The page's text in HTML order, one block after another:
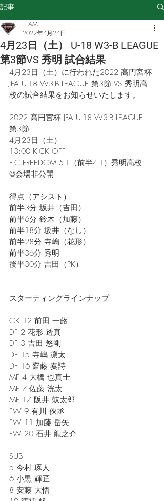
記事
4月23日（土） U-18 W3-B LEAGUE
第3節VS 秀明 試合結果
TEAM
2022年4月24日
4月23日（土）に行われた2022 高円宮杯
JFA U-18 W3-B LEAGUE 第3節 VS 秀明高
校の試合結果をお知らせいたします。
2022 高円宮杯 JFA U-18 W3-B LEAGUE
第3節
4月23日（土）
13:00 KICK OFF
F.C.FREEDOM 5-1（前半4-1）秀明高校
@会場非公開
得点（アシスト）
前半3分 坂井（吉田）
前半6分 鈴木（加藤）
前半18分 坂井（なし）
前半28分 寺嶋（花形）
前半36分 秀明
後半30分 吉田（PK）
スターティングラインナップ
GK 12 前田 一蕗
DF 2 花形 透真
DF 3 吉田 悠剛
DF 15 寺嶋 凛太
DF 16 齋藤 奏詩
MF 4 大橋 也真士
MF 7 佐藤 洸太
MF 17 阪井 鼓太郎
FW 9 有川 俠丞
FW 11 加藤 岳矢
FW 20 石井 龍之介
SUB
5 今村 琢人
6 小黒 輝匠
8 安藤 大悟